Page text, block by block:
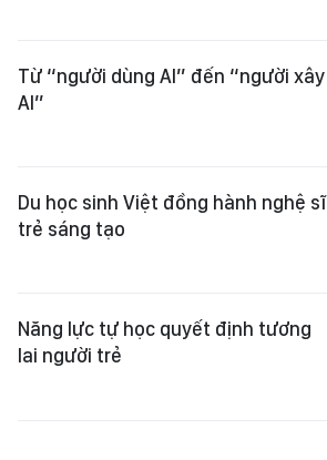
Từ “người dùng AI” đến “người xây
AI”
Du học sinh Việt đồng hành nghệ sĩ
trẻ sáng tạo
Năng lực tự học quyết định tương
lai người trẻ